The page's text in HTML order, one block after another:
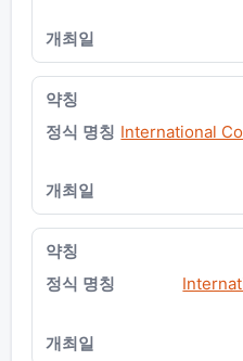
International